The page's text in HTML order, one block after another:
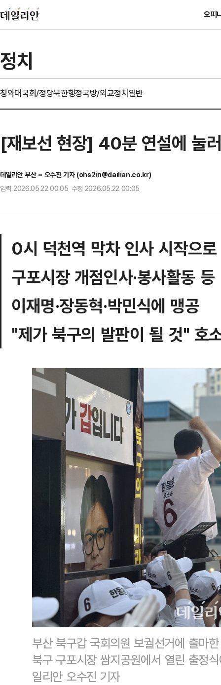
오피
정치
청와대국회/정당북한행정국방/외교정치일반
[재보선 현장] 40분 연설에 눌
데일리안 부산 = 오수진 기자 (ohs2in@dailian.co.kr)
입력 2026.05.22 00:05 수정 2026.05.22 00:05
0시 덕천역 막차 인사 시작으로
구포시장 개점인사·봉사활동 등
이재명·장동혁·박민식에 맹공
"제가 북구의 발판이 될 것" 호
부산 북구갑 국회의원 보궐선거에 출마
북구 구포시장 쌈지공원에서 열린 출정
일리안 오수진 기자